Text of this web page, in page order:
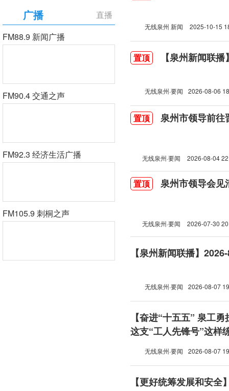
直播
广播
FM88.9 新闻广播
FM90.4 交通之声
FM92.3 经济生活广播
FM105.9 刺桐之声
无线泉州 新闻 2025-10-15
置顶 【泉州新闻联
无线泉州·要闻 2026-08-06
置顶 泉州市领导前往
无线泉州·要闻 2026-08-04
置顶 泉州市领导会见
无线泉州·要闻 2026-07-30
【泉州新闻联播】
无线泉州·要闻 2026-08-07
【奋进“十五五” 泉工
这支“工人先锋号”这样
无线泉州·要闻 2026-08-07
【更好统筹发展和安全